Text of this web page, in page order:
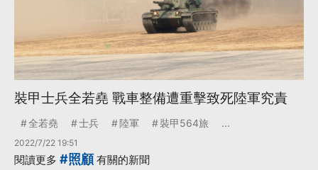
裝甲士兵全若堯 戰車整備遭重擊致死陸軍究責
全若堯 士兵 陸軍 裝甲564旅 ...
2022/7/22 19:51
閱讀更多 #照顧有關的新聞